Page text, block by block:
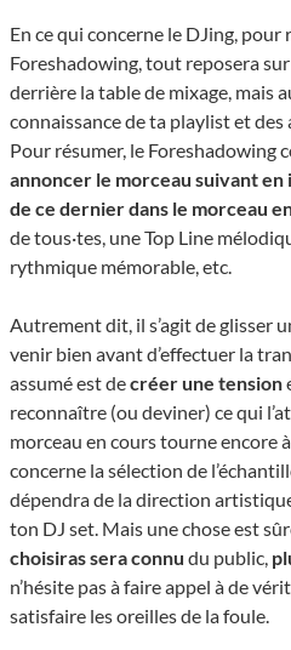
En ce qui concerne le DJing,
Foreshadowing, tout reposera
derrière la table de mixage, mais
connaissance de ta playlist et
Pour résumer, le Foreshadowing
annoncer le morceau suivant
de ce dernier dans le morceau
de tous·tes, une Top Line
rythmique mémorable, etc.
Autrement dit, il s’agit de glisser
venir bien avant d’effectuer la
assumé est decréer une tension
reconnaître (ou deviner) ce qui
morceau en cours tourne encore
concerne la sélection de
dépendra de la direction
ton DJ set. Mais une chose est
choisiras sera connu du public,
n’hésite pas à faire appel à de
satisfaire les oreilles de la foule.